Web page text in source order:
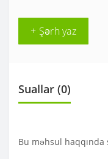
+ Şərh yaz
Suallar (0)
Bu məhsul